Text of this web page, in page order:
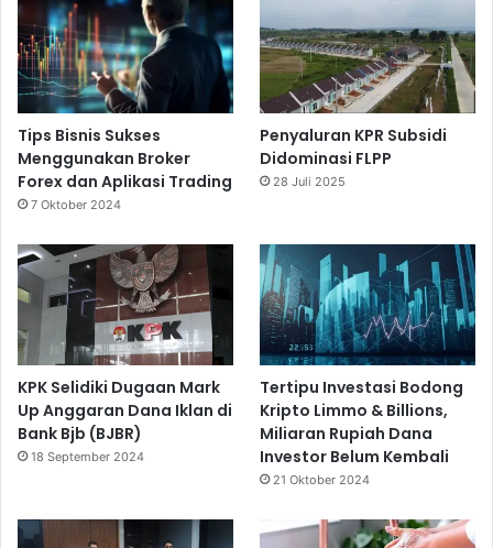
Tips Bisnis Sukses
Menggunakan Broker
Forex dan Aplikasi Trading
7 Oktober 2024
Penyaluran KPR Subsidi
Didominasi FLPP
28 Juli 2025
KPK Selidiki Dugaan Mark
Up Anggaran Dana Iklan di
Bank Bjb (BJBR)
18 September 2024
Tertipu Investasi Bodong
Kripto Limmo & Billions,
Miliaran Rupiah Dana
Investor Belum Kembali
21 Oktober 2024